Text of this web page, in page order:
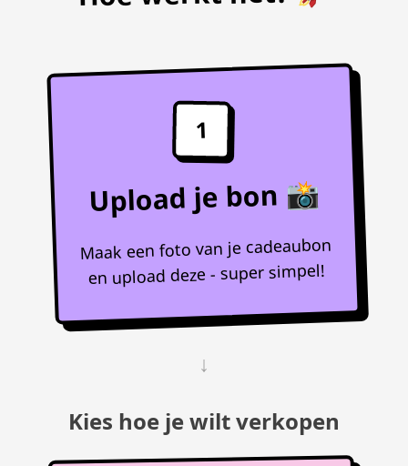
1
Upload je bon 📸
Maak een foto van je cadeaubon
en upload deze - super simpel!
↓
Kies hoe je wilt verkopen